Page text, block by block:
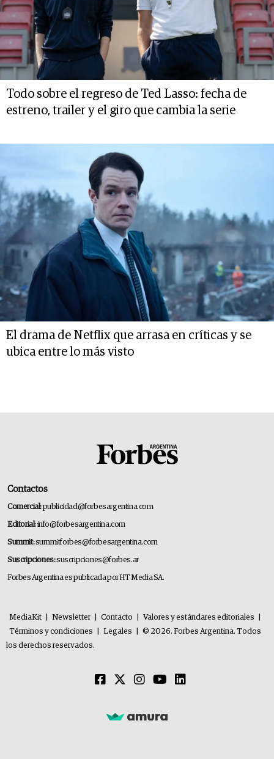
Todo sobre el regreso de Ted Lasso: fecha de
estreno, trailer y el giro que cambia la serie
El drama de Netflix que arrasa en críticas y se
ubica entre lo más visto
Contactos
Comercial:publicidad@forbesargentina.com
Editorial:info@forbesargentina.com
Summit:summitforbes@forbesargentina.com
Suscripciones:suscripciones@forbes.ar
Forbes Argentina es publicada por HT Media SA.
MediaKit Newsletter Contacto Valores y estándares editoriales
Términos y condiciones
Legales
© 2026. Forbes Argentina. Todos
los derechos reservados.